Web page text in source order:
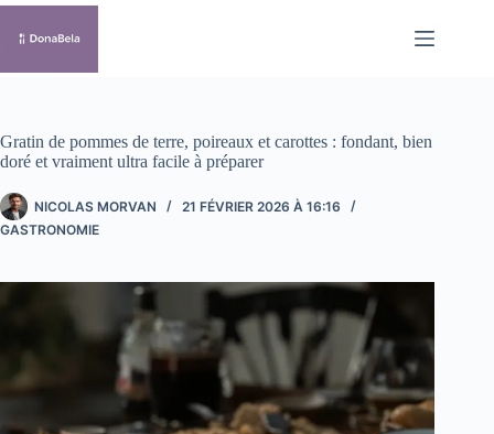
Passer
contenu
Gratin de pommes de terre, poireaux et carottes : fondant, bien
doré et vraiment ultra facile à préparer
NICOLAS MORVAN
21 FÉVRIER 2026 À 16:16
GASTRONOMIE